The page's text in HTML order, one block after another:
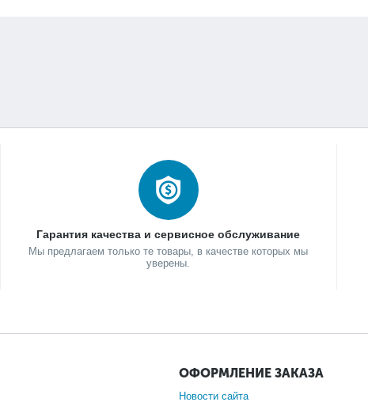
Гарантия качества и сервисное обслуживание
Мы предлагаем только те товары, в качестве которых мы
уверены.
ОФОРМЛЕНИЕ ЗАКАЗА
Новости сайта